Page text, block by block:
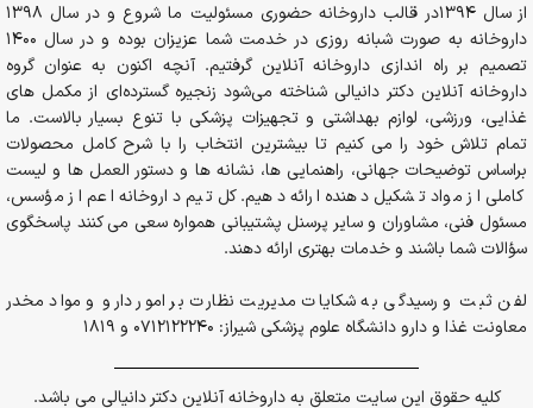
از سال 1394در قالب داروخانه حضوری مسئولیت ما شروع و در سال 1398
داروخانه به صورت شبانه روزی در خدمت شما عزیزان بوده و در سال 1400
تصمیم بر راه اندازی داروخانه آنلاین گرفتیم. آنچه اکنون به عنوان گروه
داروخانه آنلاین دکتر دانیالی شناخته می‌شود زنجیره گسترده‌ای از مکمل های
غذایی، ورزشی، لوازم بهداشتی و تجهیزات پزشکی با تنوع بسیار بالاست. ما
تمام تلاش خود را می کنیم تا بیشترین انتخاب را با شرح کامل محصولات
براساس توضیحات جهانی، راهنمایی ها، نشانه ها و دستور العمل ها و لیست
کاملی از مواد تشکیل دهنده ارائه دهیم. کل تیم داروخانه اعم از مؤسس،
مسئول فنی، مشاوران و سایر پرسنل پشتیبانی همواره سعی می کنند پاسخگوی
سؤالات شما باشند و خدمات بهتری ارائه دهند.
لفن ثبت و رسیدگی به شکایات مدیریت نظارت بر امور دارو و مواد مخدر
معاونت غذا و دارو دانشگاه علوم پزشکی شیراز: 0712122240 و 1819
کلیه حقوق این سایت متعلق به داروخانه آنلاین دکتر دانیالی می باشد.